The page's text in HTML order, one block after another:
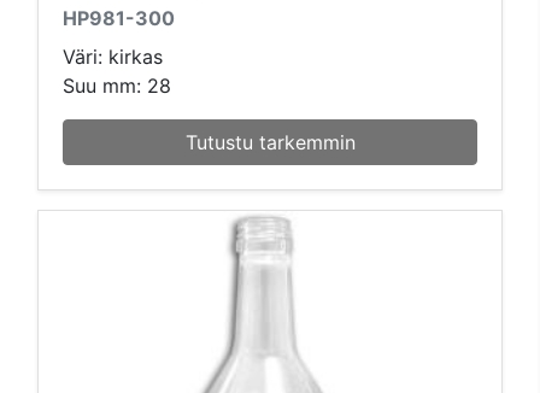
HP981-300
Väri: kirkas
Suu mm: 28
Tutustu tarkemmin